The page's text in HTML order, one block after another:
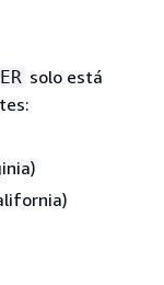
solo está